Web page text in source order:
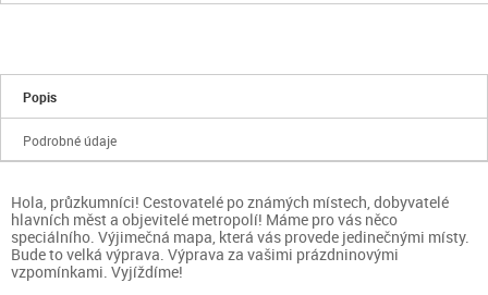
Popis
Podrobné údaje
Hola, průzkumníci! Cestovatelé po známých místech, dobyvatelé
hlavních měst a objevitelé metropolí! Máme pro vás něco
speciálního. Výjimečná mapa, která vás provede jedinečnými místy.
Bude to velká výprava. Výprava za vašimi prázdninovými
vzpomínkami. Vyjíždíme!